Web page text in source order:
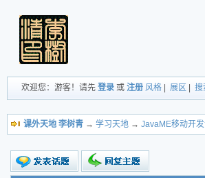
欢迎您：游客！请先 登录 或 注册 风格 展区 搜
课外天地 李树青 → 学习天地 → JavaME移动开